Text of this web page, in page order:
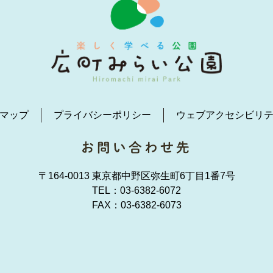
ップ プライバシーポリシー ウェブアクセシビリ
〒164-0013 東京都中野区弥生町6丁目1番7号
TEL： 03-6382-6072
FAX：03-6382-6073